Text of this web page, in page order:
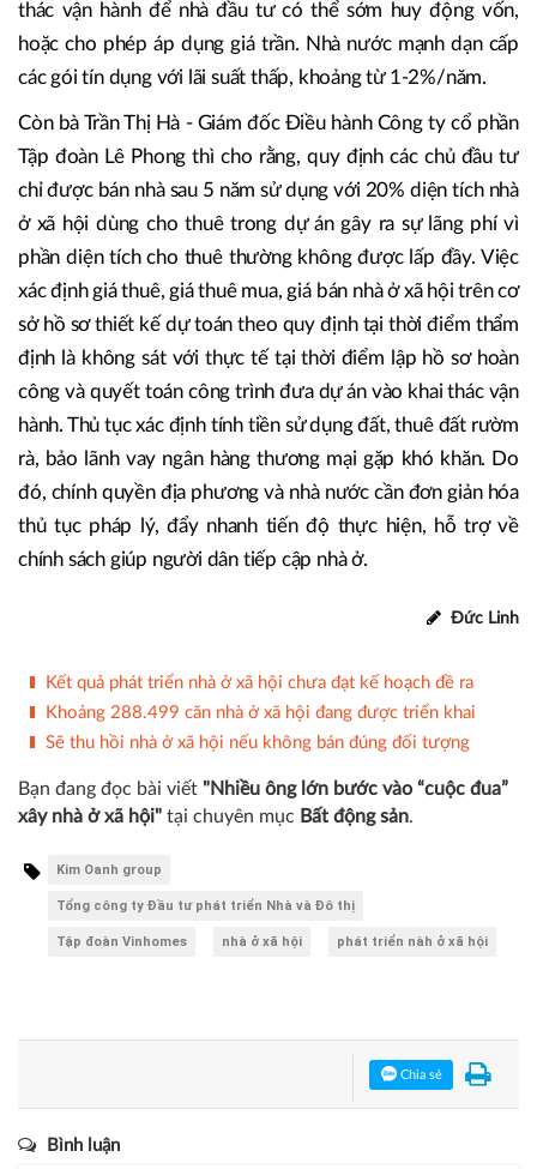
thác vận hành để nhà đầu tư có thể sớm huy động vốn,
hoặc cho phép áp dụng giá trần. Nhà nước mạnh dạn cấp
các gói tín dụng với lãi suất thấp, khoảng từ 1-2%/năm.
Còn bà Trần Thị Hà - Giám đốc Điều hành Công ty cổ phần
Tập đoàn Lê Phong thì cho rằng, quy định các chủ đầu tư
chỉ được bán nhà sau 5 năm sử dụng với 20% diện tích nhà
ở xã hội dùng cho thuê trong dự án gây ra sự lãng phí vì
phần diện tích cho thuê thường không được lấp đầy. Việc
xác định giá thuê, giá thuê mua, giá bán nhà ở xã hội trên cơ
sở hồ sơ thiết kế dự toán theo quy định tại thời điểm thẩm
định là không sát với thực tế tại thời điểm lập hồ sơ hoàn
công và quyết toán công trình đưa dự án vào khai thác vận
hành. Thủ tục xác định tính tiền sử dụng đất, thuê đất rườm
rà, bảo lãnh vay ngân hàng thương mại gặp khó khăn. Do
đó, chính quyền địa phương và nhà nước cần đơn giản hóa
thủ tục pháp lý, đẩy nhanh tiến độ thực hiện, hỗ trợ về
chính sách giúp người dân tiếp cập nhà ở.
Đức Linh
Kết quả phát triển nhà ở xã hội chưa đạt kế hoạch đề ra
Khoảng 288.499 căn nhà ở xã hội đang được triển khai
Sẽ thu hồi nhà ở xã hội nếu không bán đúng đối tượng
Bạn đang đọc bài viết "Nhiều ông lớn bước vào “cuộc đua”
xây nhà ở xã hội" tại chuyên mục Bất động sản.
Kim Oanh group
Tổng công ty Đầu tư phát triển Nhà và Đô thị
Tập đoàn Vinhomes nhà ở xã hội phát triển nàh ở xã hội
Chia sẻ
Bình luận